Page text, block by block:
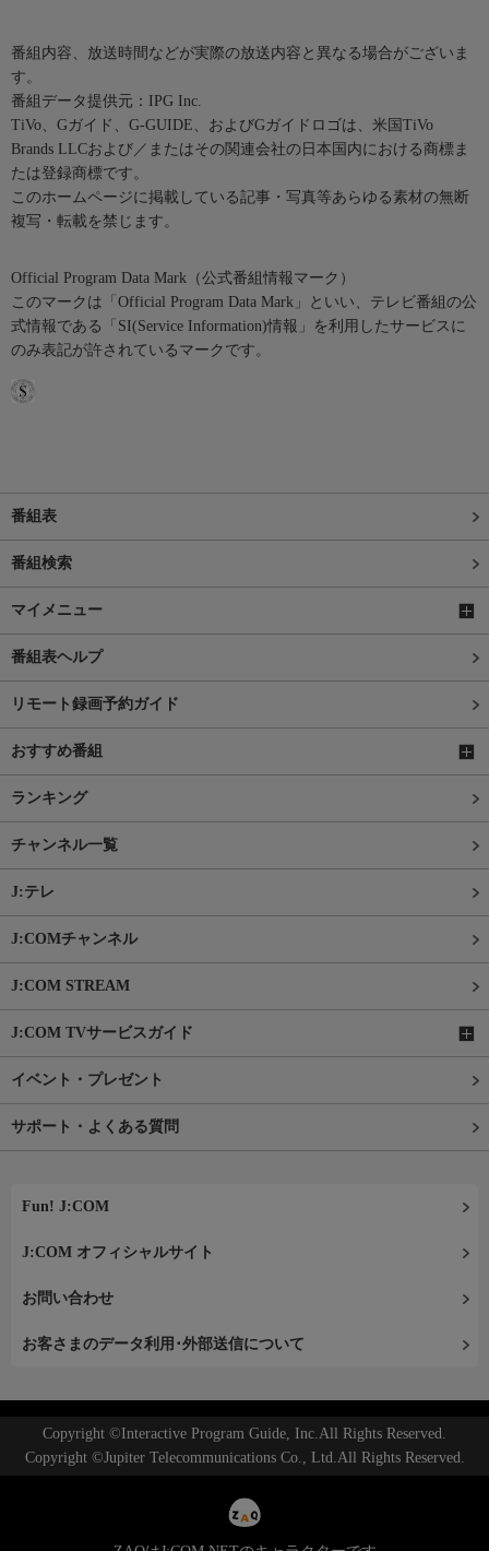
番組内容、放送時間などが実際の放送内容と異なる場合がございま
す。
番組データ提供元：IPG Inc.
TiVo、Gガイド、G-GUIDE、およびGガイドロゴは、米国TiVo
Brands LLCおよび／またはその関連会社の日本国内における商標ま
たは登録商標です。
このホームページに掲載している記事・写真等あらゆる素材の無断
複写・転載を禁じます。
Official Program Data Mark（公式番組情報マーク）
このマークは「Official Program Data Mark」といい、テレビ番組の公
式情報である「SI(Service Information)情報」を利用したサービスに
のみ表記が許されているマークです。
番組表
番組検索
マイメニュー
番組表ヘルプ
リモート録画予約ガイド
おすすめ番組
ランキング
チャンネル一覧
J:テレ
J:COMチャンネル
J:COM STREAM
J:COM TVサービスガイド
イベント・プレゼント
サポート・よくある質問
Fun! J:COM
J:COM オフィシャルサイト
お問い合わせ
お客さまのデータ利用･外部送信について
Copyright ©Interactive Program Guide, Inc.All Rights Reserved.
Copyright ©Jupiter Telecommunications Co., Ltd.All Rights Reserved.